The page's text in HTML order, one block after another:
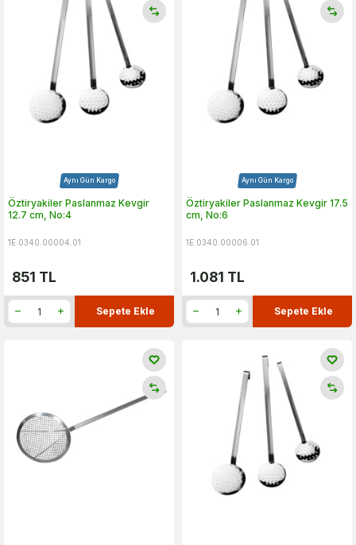
Aynı Gün Kargo
Öztiryakiler Paslanmaz Kevgir
12.7 cm, No:4
1E.0340.00004.01
851 TL
Sepete Ekle
Aynı Gün Kargo
Öztiryakiler Paslanmaz Kevgir 17.5
cm, No:6
1E.0340.00006.01
1.081 TL
Sepete Ekle